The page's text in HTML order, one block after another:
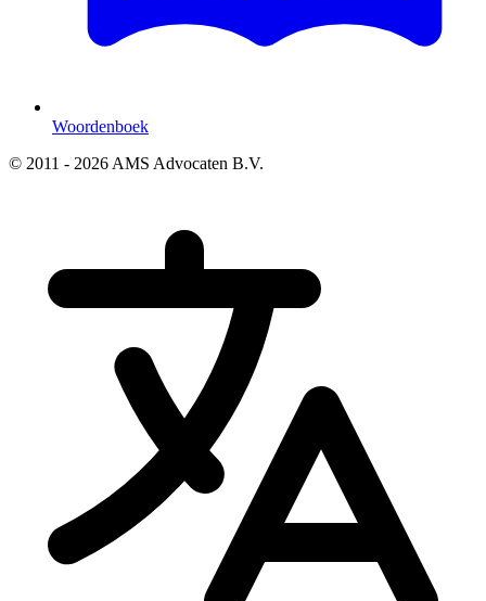
Woordenboek
© 2011 - 2026 AMS Advocaten B.V.